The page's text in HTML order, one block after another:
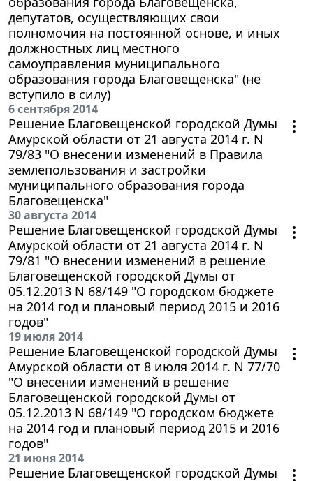
депутатов, осуществляющих свои
полномочия на постоянной основе, и иных
должностных лиц местного
самоуправления муниципального
образования города Благовещенска" (не
вступило в силу)
6 сентября 2014
Решение Благовещенской городской Думы
Амурской области от 21 августа 2014 г. N
79/83 "О внесении изменений в Правила
землепользования и застройки
муниципального образования города
Благовещенска"
30 августа 2014
Решение Благовещенской городской Думы
Амурской области от 21 августа 2014 г. N
79/81 "О внесении изменений в решение
Благовещенской городской Думы от
05.12.2013 N 68/149 "О городском бюджете
на 2014 год и плановый период 2015 и 2016
годов"
19 июля 2014
Решение Благовещенской городской Думы
Амурской области от 8 июля 2014 г. N 77/70
"О внесении изменений в решение
Благовещенской городской Думы от
05.12.2013 N 68/149 "О городском бюджете
на 2014 год и плановый период 2015 и 2016
годов"
21 июня 2014
Решение Благовещенской городской Думы